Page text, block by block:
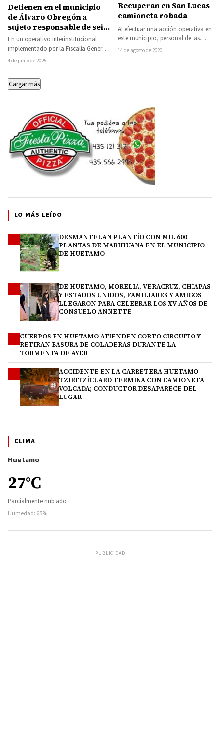
Detienen en el municipio
de Álvaro Obregón a
sujeto responsable de seis
homicidios; le aseguran
vehículos robados, un
arma y narcóticos
En un operativo interinstitucional
implementado por la Fiscalía General
del Estado de Michoacán (FGE), la
4 de junio de 2025
Recuperan en San Lucas
camioneta robada
Al efectuar una acción operativa en
este municipio, personal de las
secretarías de Seguridad Pública
14 de agosto de 2020
Cargar más
LO MÁS LEÍDO
DESMANTELAN PLANTÍO CON MIL 600
PLANTAS DE MARIHUANA EN EL MUNICIPIO
DE HUETAMO
DE HUETAMO, MORELIA, VERACRUZ, CHIAPAS
Y ESTADOS UNIDOS, FAMILIARES Y AMIGOS
LLEGARON PARA CELEBRAR LOS XV AÑOS DE
CONSUELO ANNETTE
CUERPOS EN HUETAMO ATIENDEN CORTO CIRCUITO Y
RETIRAN BASURA DE COLADERAS DURANTE LA
TORMENTA DE AYER
ACCIDENTE EN LA CARRETERA HUETAMO–
TZIRITZÍCUARO TERMINA CON CAMIONETA
VOLCADA; CONDUCTOR DESAPARECE DEL
LUGAR
CLIMA
Huetamo
27°C
Parcialmente nublado
Humedad: 65%
PUBLICIDAD